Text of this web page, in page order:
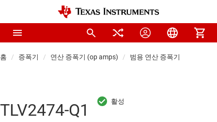
홈 증폭기 연산 증폭기 (op amps) 범용 연산 증폭기
TLV2474-Q1